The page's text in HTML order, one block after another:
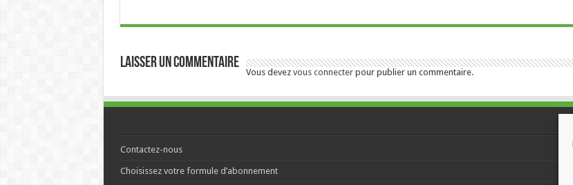
Laisser un commentaire
Vous devez vous connecterpour publier un commentaire.
Contactez-nous
Choisissez votre formule d’abonnement